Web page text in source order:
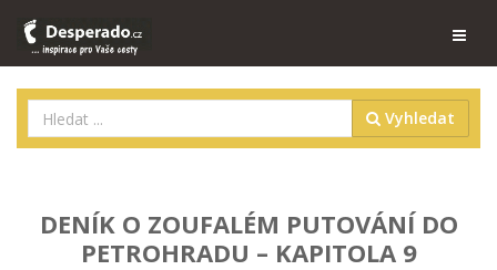
Vyhledat
DENÍK O ZOUFALÉM PUTOVÁNÍ DO
PETROHRADU – KAPITOLA 9